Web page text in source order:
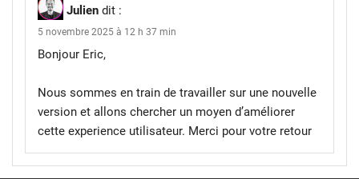
Julien dit :
5 novembre 2025 à 12 h 37 min
Bonjour Eric,
Nous sommes en train de travailler sur une nouvelle
version et allons chercher un moyen d’améliorer
cette experience utilisateur. Merci pour votre retour